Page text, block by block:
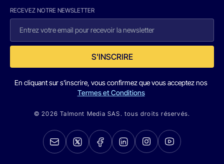
RECEVEZ NOTRE NEWSLETTER
S'INSCRIRE
En cliquant sur s'inscrire, vous confirmez que vous acceptez nos
Termes et Conditions
© 2026 Talmont Media SAS. tous droits réservés.